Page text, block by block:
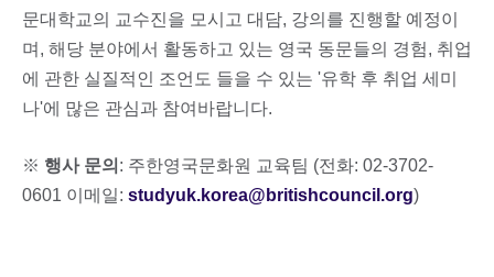
문대학교의 교수진을 모시고 대담, 강의를 진행할 예정이
며, 해당 분야에서 활동하고 있는 영국 동문들의 경험, 취업
에 관한 실질적인 조언도 들을 수 있는 '유학 후 취업 세미
나'에 많은 관심과 참여바랍니다.
※ 행사 문의 : 주한영국문화원 교육팀 (전화: 02-3702-
0601 이메일: studyuk.korea@britishcouncil.org)